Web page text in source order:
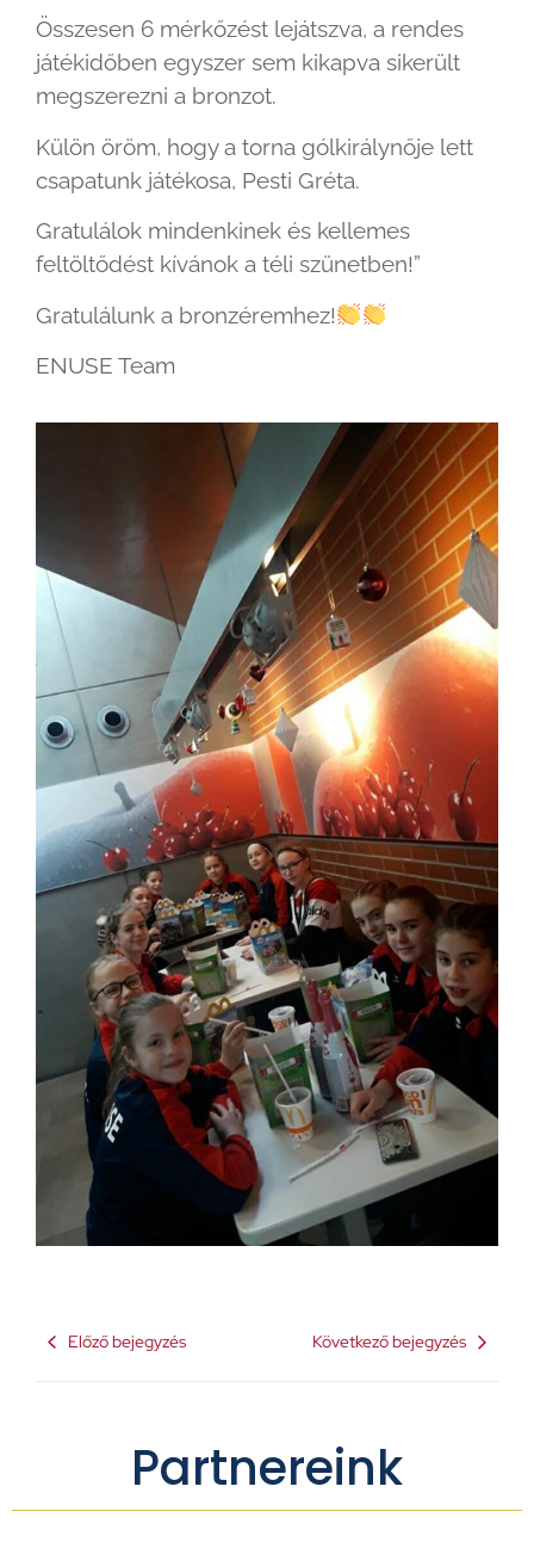
Összesen 6 mérkőzést lejátszva, a rendes
játékidőben egyszer sem kikapva sikerült
megszerezni a bronzot.
Külön öröm, hogy a torna gólkirálynője lett
csapatunk játékosa, Pesti Gréta.
Gratulálok mindenkinek és kellemes
feltöltődést kívánok a téli szünetben!”
Gratulálunk a bronzéremhez!
ENUSE Team
Előző bejegyzés Következő bejegyzés
Partnereink